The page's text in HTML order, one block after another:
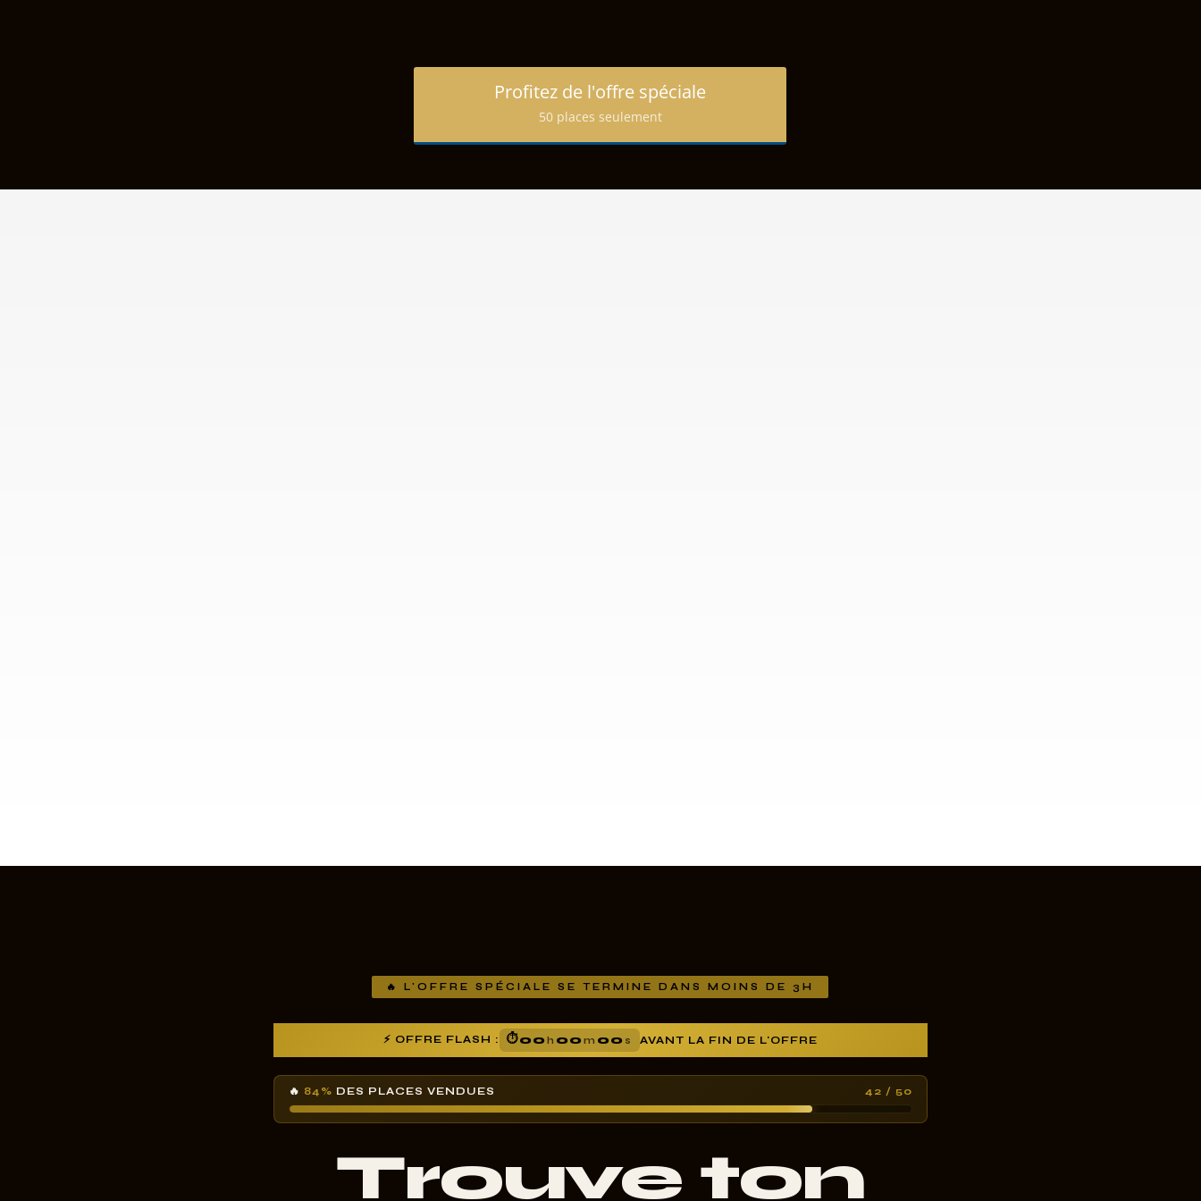
Profitez de l'offre spéciale
50 places seulement
🔥 L'OFFRE SPÉCIALE SE TERMINE DANS MOINS DE 3H
⚡ OFFRE FLASH : ⏱00h 00m 00 s AVANT LA FIN DE L'OFFRE
🔥 84% DES PLACES VENDUES 42 / 50
Trouve ton